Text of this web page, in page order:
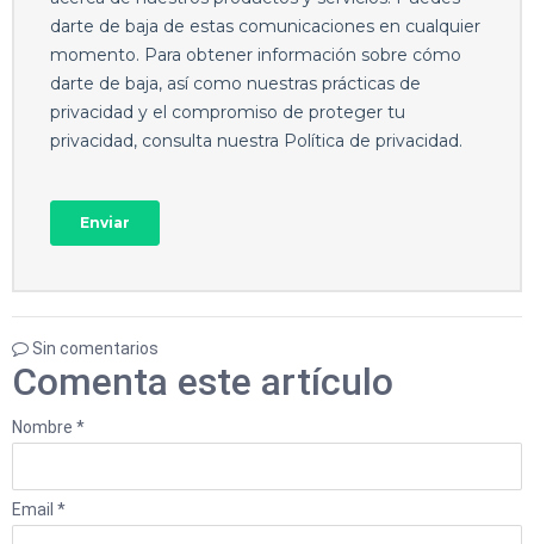
Sin comentarios
Comenta este artículo
Nombre *
Email *